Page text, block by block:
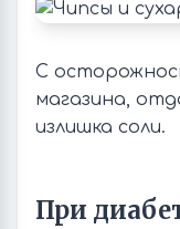
С
магазина,
излишка соли.
При